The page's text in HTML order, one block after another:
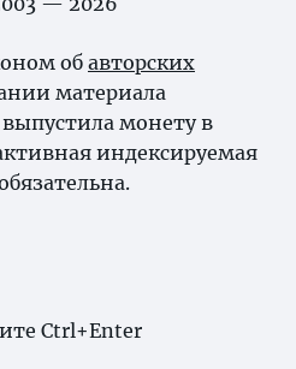
об авторских
материала
монету в
индексируемая
Ctrl+Enter